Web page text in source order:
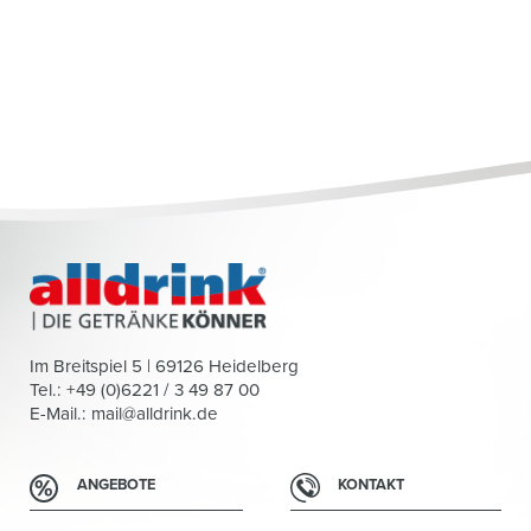
Im Breitspiel 5 | 69126 Heidelberg
Tel.: +49 (0)6221 / 3 49 87 00
E-Mail.: mail@alldrink.de
ANGEBOTE KONTAKT